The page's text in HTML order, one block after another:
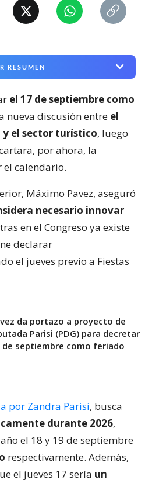
RESUMEN
el 17 de septiembre como
nueva discusión entre el
y el sector turístico, luego
por ahora, la
el calendario.
Máximo Pavez, aseguró
necesario innovar
en el Congreso ya existe
declarar
el jueves previo a Fiestas
da portazo a proyecto de
Parisi (PDG) para decretar
de septiembre como feriado
por Zandra Parisi, busca
durante 2026,
el 18 y 19 de septiembre
respectivamente. Además,
el jueves 17 sería un